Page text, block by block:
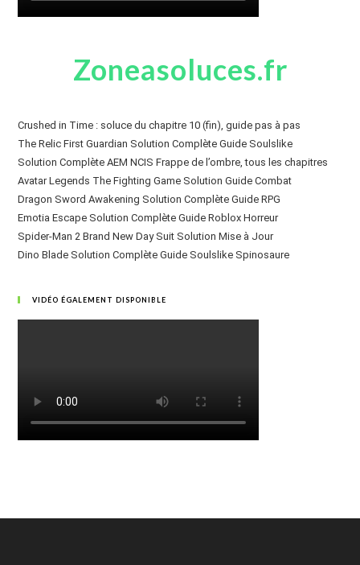
Zoneasoluces.fr
Crushed in Time : soluce du chapitre 10 (fin), guide pas à pas
The Relic First Guardian Solution Complète Guide Soulslike
Solution Complète AEM NCIS Frappe de l’ombre, tous les chapitres
Avatar Legends The Fighting Game Solution Guide Combat
Dragon Sword Awakening Solution Complète Guide RPG
Emotia Escape Solution Complète Guide Roblox Horreur
Spider-Man 2 Brand New Day Suit Solution Mise à Jour
Dino Blade Solution Complète Guide Soulslike Spinosaure
VIDÉO ÉGALEMENT DISPONIBLE